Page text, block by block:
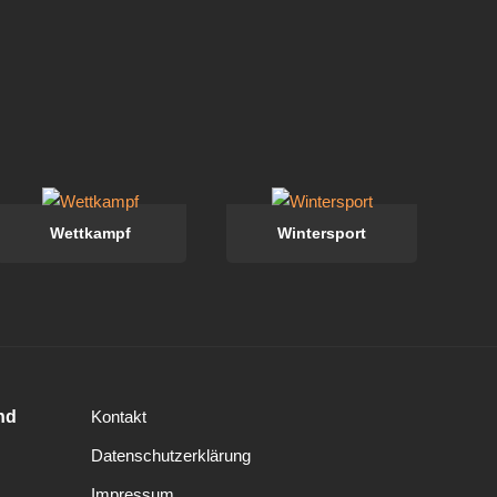
Wettkampf Wintersport
Kontakt
Datenschutzerklärung